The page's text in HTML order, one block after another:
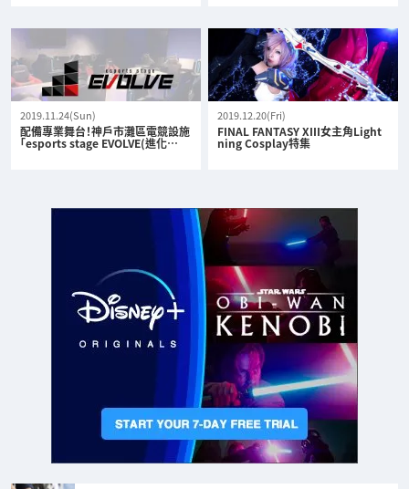
2019.11.24(Sun)
配備專業舞台！神戶市灘區電競設施
「esports stage EVOLVE(進化…
2019.12.20(Fri)
FINAL FANTASY XIII女主角Light
ning Cosplay特集